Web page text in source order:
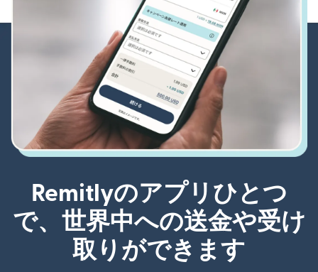
Remitlyのアプリひとつ
で、世界中への送金や受け
取りができます